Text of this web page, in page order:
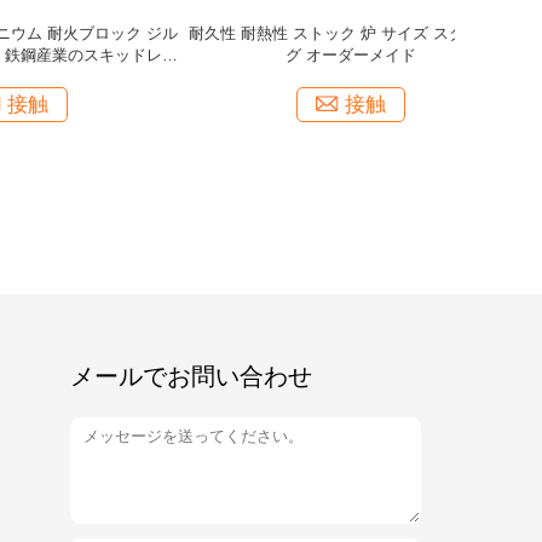
耐火ブロ
ライト レ
高機械強度 溶融ジルコニウム・コーランダム
溶融AZS レンガ ガラス炉のための再調製
接触
メールでお問い合わせ